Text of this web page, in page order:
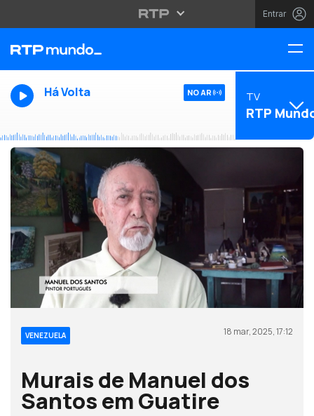
Entrar
Há Volta NO AR TV
RTP
VENEZUELA 18 mar, 2025, 17:12
Murais de Manuel dos
Santos em Guatire